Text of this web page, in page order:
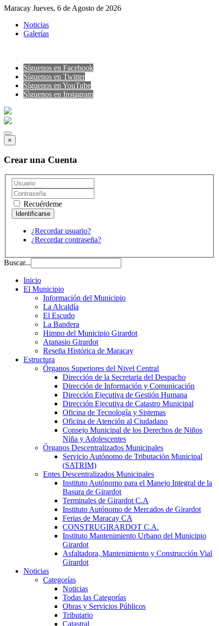
Maracay Jueves, 6 de Agosto de 2026
Noticias
Galerías
Síguenos en Facebook
Síguenos en Twitter
Síguenos en YouTube
Sìguenos en Instagram
×
Crear una Cuenta
Recuérdeme
¿Recordar usuario?
¿Recordar contraseña?
Buscar...
Inicio
El Municipio
Información del Municipio
La Alcaldía
El Escudo
La Bandera
Himno del Municipio Girardot
Atanasio Girardot
Reseña Histórica de Maracay
Estructura
Órganos Superiores del Nivel Central
Dirección de la Secretaria del Despacho
Dirección de Información y Comunicación
Dirección Ejecutiva de Gestión Humana
Dirección Ejecutiva de Catastro Municipal
Oficina de Tecnología y Sistemas
Oficina de Atención al Ciudadano
Consejo Municipal de los Derechos de Niños
Niña y Adolescentes
Órganos Descentralizados Municipales
Servicio Autónomo de Tributación Municipal
(SATRIM)
Entes Descentralizados Municipales
Instituto Autónomo para el Manejo Integral de la
Basura de Girardot
Terminales de Girardot C.A
Instituto Autónomo de Mercados de Girardot
Ferias de Maracay CA
CONSTRUGIRARDOT C.A.
Instituto Mantenimiento Urbano del Municipio
Girardot
Asfaltadora, Mantenimiento y Construcción Vial
Girardot
Noticias
Categorías
Noticias
Todas las Categorías
Obras y Servicios Públicos
Tributario
Catastral